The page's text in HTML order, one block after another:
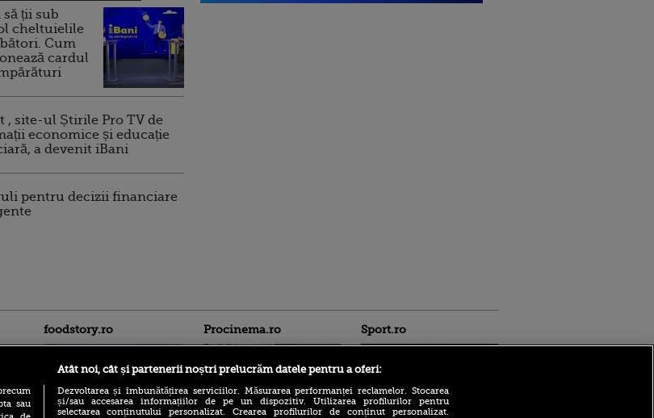
să ții sub
cheltuielile
Cum
cardul
, site-ul Știrile Pro TV de
economice și educație
a devenit iBani
pentru decizii financiare
foodstory.ro Procinema.ro Sport.ro
sau
Atât noi, cât și partenerii noștri prelucrăm datele pentru a oferi:
Dezvoltarea și îmbunătățirea serviciilor. Măsurarea performanței reclamelor. Stocarea
și/sau accesarea informațiilor de pe un dispozitiv. Utilizarea profilurilor pentru
selectarea conținutului personalizat. Crearea profilurilor de conținut personalizat.